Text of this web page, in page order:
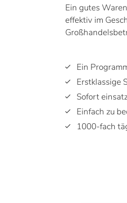
Ein gutes
effektiv im
Ein
Erstklassige
Sofort
Einfach zu
1000-fach